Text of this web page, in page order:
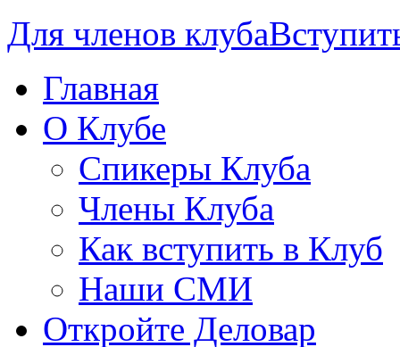
Для членов клуба
Главная
О Клубе
Спикеры Клуба
Члены Клуба
Как вступить в Клуб
Наши СМИ
Откройте Деловар